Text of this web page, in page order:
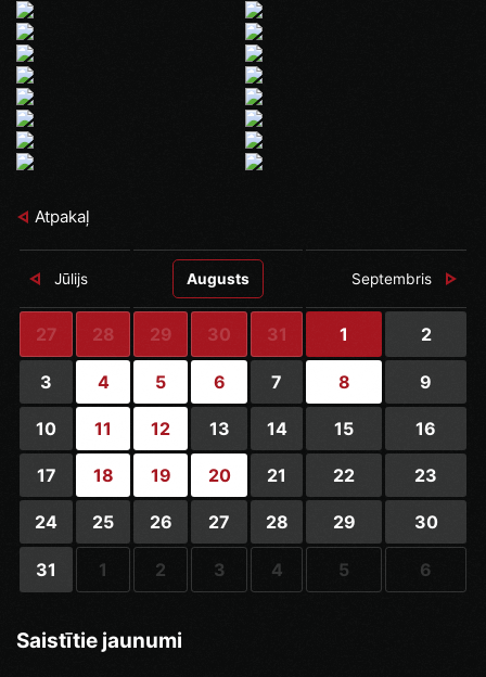
Atpakaļ
Jūlijs Augusts Septembris
27 28 29 30 31 1 2
3 4 5 6 7 8 9
10 11 12 13 14 15 16
17 18 19 20 21 22 23
24 25 26 27 28 29 30
31 1 2 3 4 5 6
Saistītie jaunumi